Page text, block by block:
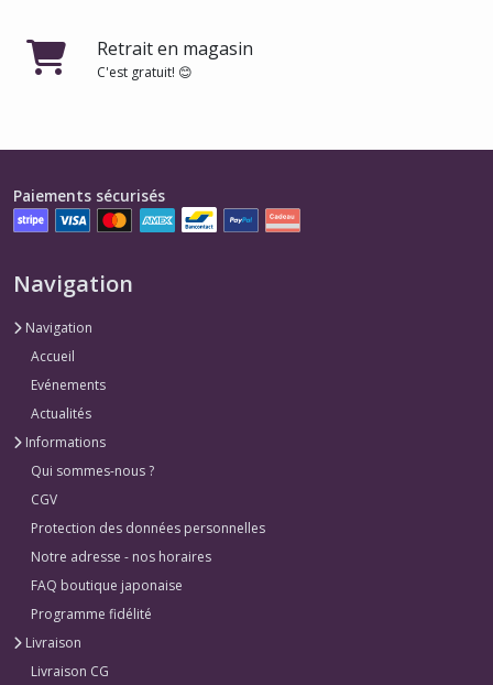
Retrait en magasin
C'est gratuit! 😊
Paiements sécurisés
Navigation
Navigation
Accueil
Evénements
Actualités
Informations
Qui sommes-nous ?
CGV
Protection des données personnelles
Notre adresse - nos horaires
FAQ boutique japonaise
Programme fidélité
Livraison
Livraison CG